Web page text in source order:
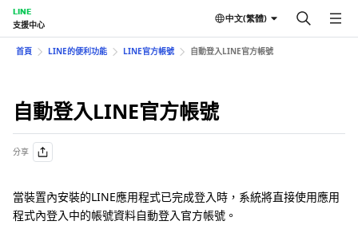
LINE
支援中心
中文(繁體)
首頁 LINE的便利功能 LINE官方帳號 自動登入LINE官方帳號
自動登入LINE官方帳號
分享
當裝置內安裝的LINE應用程式已完成登入時，系統將直接使用應用
程式內登入中的帳號資料自動登入官方帳號。